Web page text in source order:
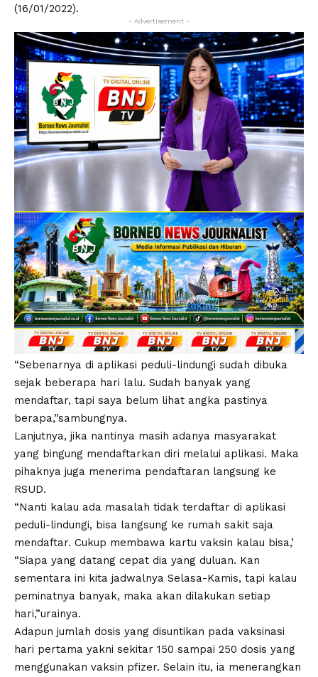
(16/01/2022).
- Advertisement -
“Sebenarnya di aplikasi peduli-lindungi sudah dibuka
sejak beberapa hari lalu. Sudah banyak yang
mendaftar, tapi saya belum lihat angka pastinya
berapa,”sambungnya.
Lanjutnya, jika nantinya masih adanya masyarakat
yang bingung mendaftarkan diri melalui aplikasi. Maka
pihaknya juga menerima pendaftaran langsung ke
RSUD.
“Nanti kalau ada masalah tidak terdaftar di aplikasi
peduli-lindungi, bisa langsung ke rumah sakit saja
mendaftar. Cukup membawa kartu vaksin kalau bisa,’
“Siapa yang datang cepat dia yang duluan. Kan
sementara ini kita jadwalnya Selasa-Kamis, tapi kalau
peminatnya banyak, maka akan dilakukan setiap
hari,”urainya.
Adapun jumlah dosis yang disuntikan pada vaksinasi
hari pertama yakni sekitar 150 sampai 250 dosis yang
menggunakan vaksin pfizer. Selain itu, ia menerangkan